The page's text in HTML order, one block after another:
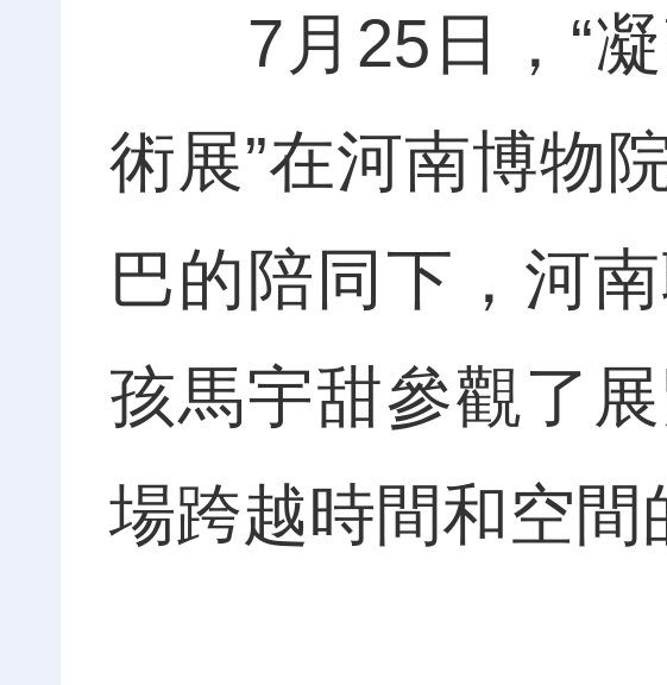
7月25日，“凝
術展”在河南博物
巴的陪同下，河
孩馬宇甜參觀了
場跨越時間和空間